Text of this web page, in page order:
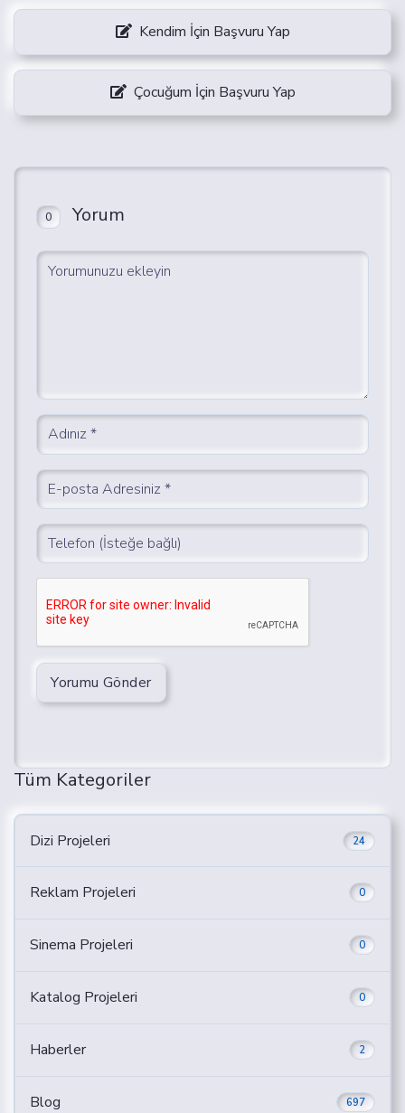
Kendim İçin Başvuru Yap
Çocuğum İçin Başvuru Yap
0 Yorum
Yorumu Gönder
Tüm Kategoriler
Dizi Projeleri 24
Reklam Projeleri 0
Sinema Projeleri 0
Katalog Projeleri 0
Haberler 2
Blog 697